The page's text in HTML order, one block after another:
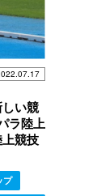
い競
ラ陸上
競技
プ